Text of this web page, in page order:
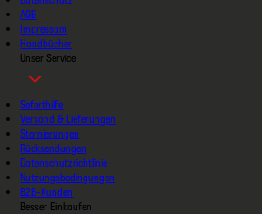
AGB
Impressum
Handbücher
Unser Service
Soforthilfe
Versand & Lieferungen
Stornierungen
Rücksendungen
Datenschutzrichtlinie
Nutzungsbedingungen
B2B-Kunden
Besser Einkaufen